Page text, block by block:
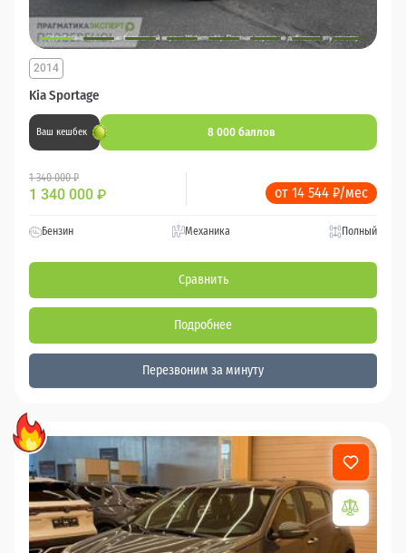
Kia Sportage
2014
Ваш кешбек 8 000 баллов
1 340 000 ₽
1 340 000 ₽ от 14 544 ₽/мес
Бензин Механика Полный
Сравнить
Подробнее
Перезвоним за минуту